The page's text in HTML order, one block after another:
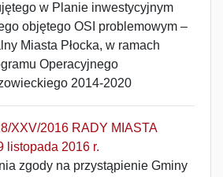
w Planie inwestycyjnym
objętego OSI problemowym –
Miasta Płocka, w ramach
Operacyjnego
2014-2020
XXV/2016 RADY MIASTA
listopada 2016 r.
zgody na przystąpienie Gminy